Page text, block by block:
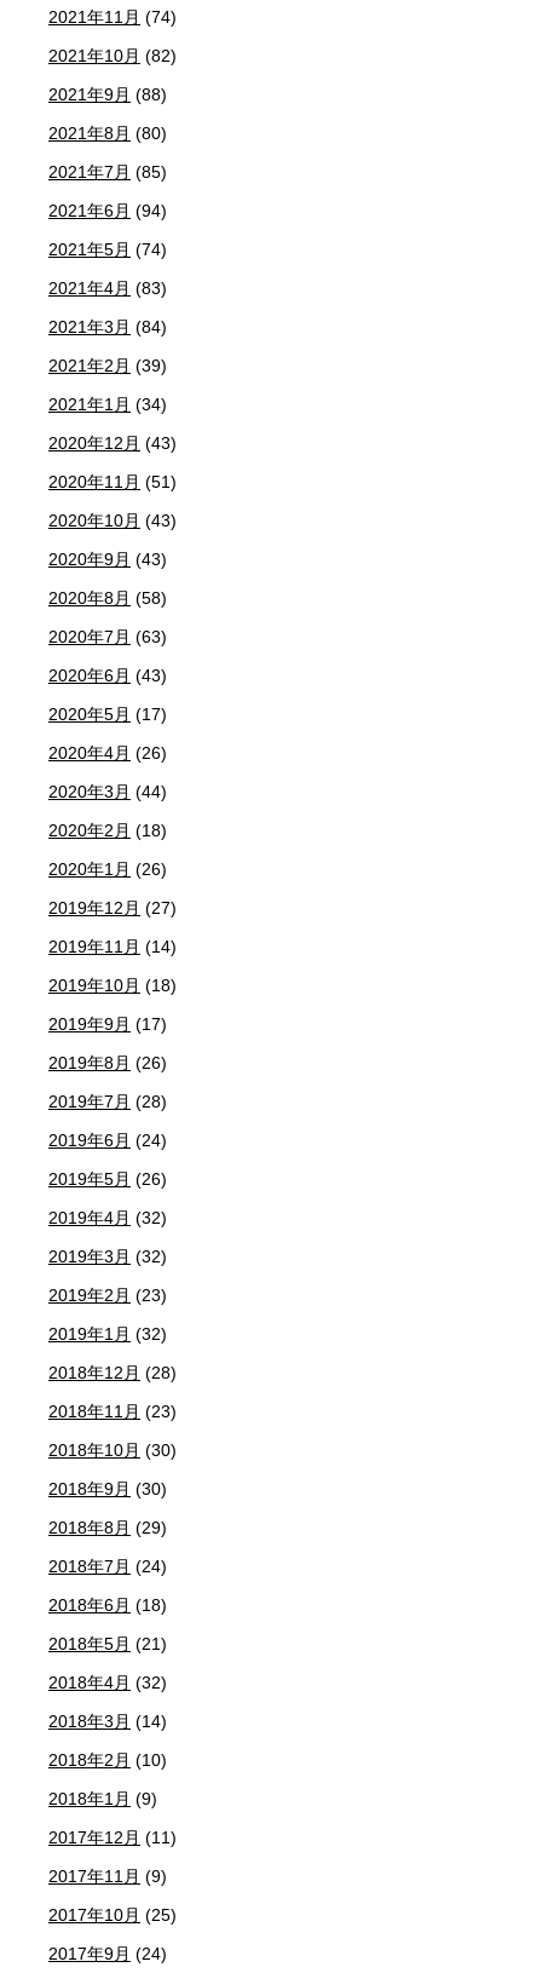
2021年11月 (74)
2021年10月 (82)
2021年9月 (88)
2021年8月 (80)
2021年7月 (85)
2021年6月 (94)
2021年5月 (74)
2021年4月 (83)
2021年3月 (84)
2021年2月 (39)
2021年1月 (34)
2020年12月 (43)
2020年11月 (51)
2020年10月 (43)
2020年9月 (43)
2020年8月 (58)
2020年7月 (63)
2020年6月 (43)
2020年5月 (17)
2020年4月 (26)
2020年3月 (44)
2020年2月 (18)
2020年1月 (26)
2019年12月 (27)
2019年11月 (14)
2019年10月 (18)
2019年9月 (17)
2019年8月 (26)
2019年7月 (28)
2019年6月 (24)
2019年5月 (26)
2019年4月 (32)
2019年3月 (32)
2019年2月 (23)
2019年1月 (32)
2018年12月 (28)
2018年11月 (23)
2018年10月 (30)
2018年9月 (30)
2018年8月 (29)
2018年7月 (24)
2018年6月 (18)
2018年5月 (21)
2018年4月 (32)
2018年3月 (14)
2018年2月 (10)
2018年1月 (9)
2017年12月 (11)
2017年11月 (9)
2017年10月 (25)
2017年9月 (24)